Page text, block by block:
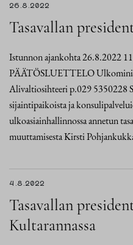
26.8.2022
Tasavallan
Istunnon ajankohta 26.8.2022
PÄÄTÖSLUETTELO
Alivaltiosihteeri p.029 5350228
sijaintipaikoista ja
ulkoasiainhallinnossa annetun
muuttamisesta Kirsti
4.8.2022
Tasavallan
Kultarannassa